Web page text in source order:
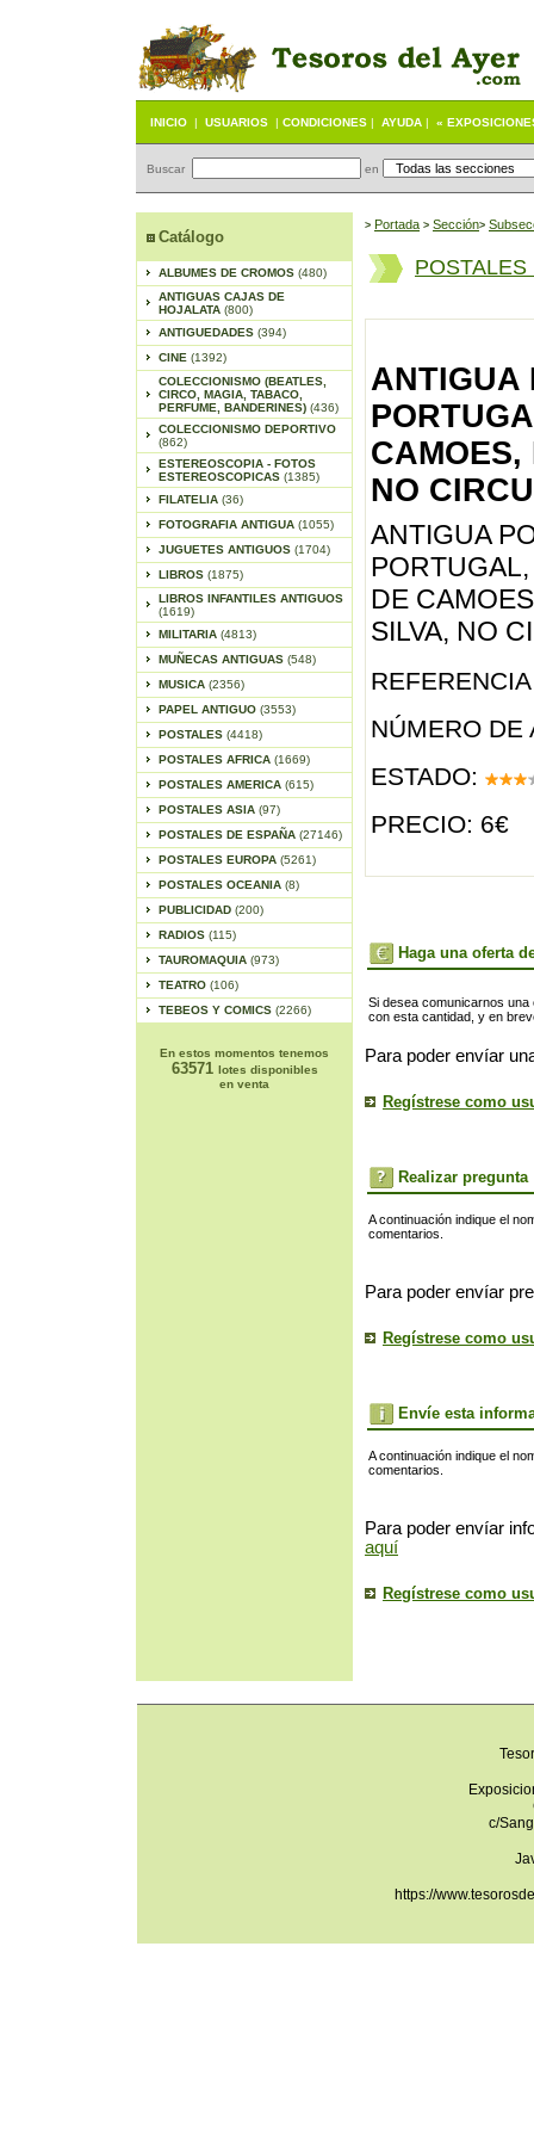
INICIO | USUARIOS | CONDICIONES | AYUDA | «
Buscar en
Catálogo
ALBUMES DE CROMOS (480)
ANTIGUAS CAJAS DE
HOJALATA (800)
ANTIGUEDADES (394)
CINE (1392)
COLECCIONISMO (BEATLES,
CIRCO, MAGIA, TABACO,
PERFUME, BANDERINES) (436)
COLECCIONISMO DEPORTIVO
(862)
ESTEREOSCOPIA - FOTOS
ESTEREOSCOPICAS (1385)
FILATELIA (36)
FOTOGRAFIA ANTIGUA (1055)
JUGUETES ANTIGUOS (1704)
LIBROS (1875)
LIBROS INFANTILES ANTIGUOS
(1619)
MILITARIA (4813)
MUÑECAS ANTIGUAS (548)
MUSICA (2356)
PAPEL ANTIGUO (3553)
POSTALES (4418)
POSTALES AFRICA (1669)
POSTALES AMERICA (615)
POSTALES ASIA (97)
POSTALES DE ESPAÑA (27146)
POSTALES EUROPA (5261)
POSTALES OCEANIA (8)
PUBLICIDAD (200)
RADIOS (115)
TAUROMAQUIA (973)
TEATRO (106)
TEBEOS Y COMICS (2266)
En estos momentos tenemos
63571 lotes disponibles
en venta
> Portada > Sección>
POSTALES
ANTIGUA
CAMOES,
NO
ANTIGUA
DE
SILVA, NO
NÚMERO DE
ESTADO:
PRECIO: 6€
Haga una oferta
Si desea comunicarnos
con esta cantidad, y en
Para poder envíar
Regístrese como
Realizar pregunta
A continuación indique el
comentarios.
Para poder envíar
Regístrese como
Envíe esta
A continuación indique el
comentarios.
Para poder envíar
aquí
Regístrese como
c/
https://